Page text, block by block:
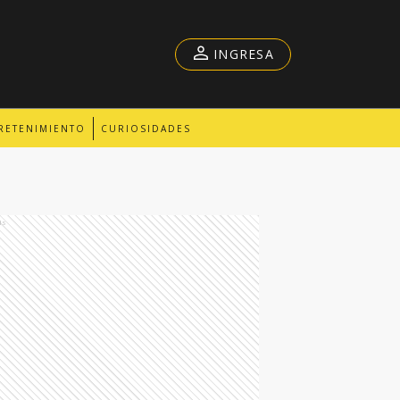
CURIOSIDADES
INGRESA